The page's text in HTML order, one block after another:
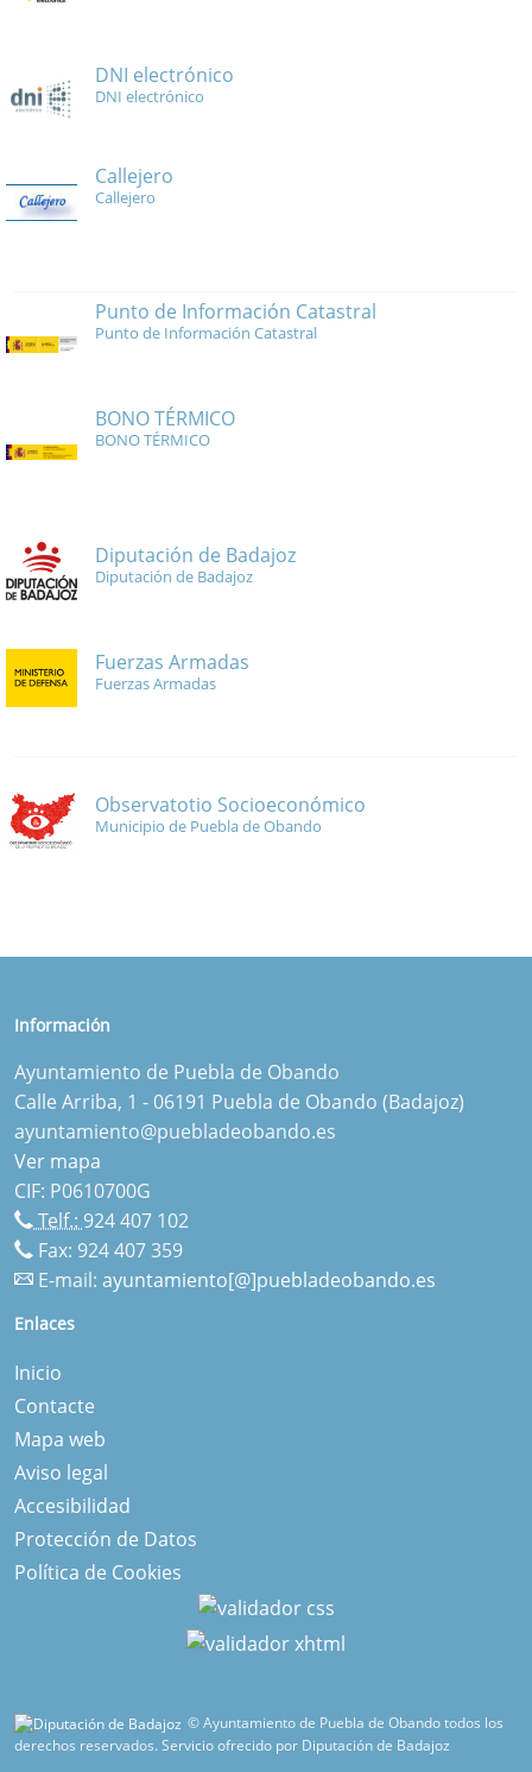
DNI electrónico
DNI electrónico
Callejero
Callejero
Punto de Información Catastral
Punto de Información Catastral
BONO TÉRMICO
BONO TÉRMICO
Diputación de Badajoz
Diputación de Badajoz
Fuerzas Armadas
Fuerzas Armadas
Observatotio Socioeconómico
Municipio de Puebla de Obando
Información
Ayuntamiento de Puebla de Obando
Calle Arriba, 1 - 06191 Puebla de Obando (Badajoz)
ayuntamiento@puebladeobando.es
Ver mapa
CIF: P0610700G
Telf.:924 407 102
Fax: 924 407 359
E-mail: ayuntamiento[@]puebladeobando.es
Enlaces
Inicio
Contacte
Mapa web
Aviso legal
Accesibilidad
Protección de Datos
Política de Cookies
© Ayuntamiento de Puebla de Obando todos los
derechos reservados.Servicio ofrecido por Diputación de Badajoz